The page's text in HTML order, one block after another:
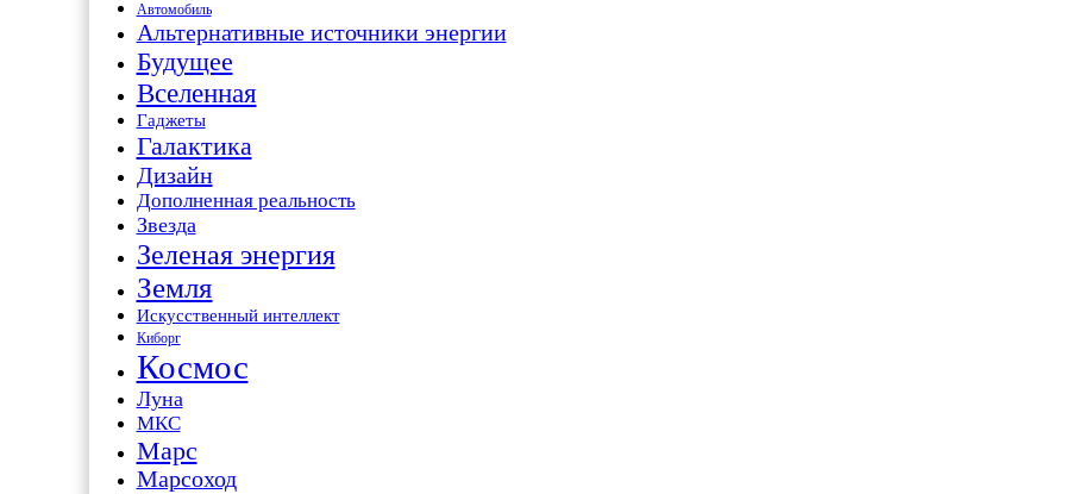
Автомобиль
Альтернативные источники энергии
Будущее
Вселенная
Гаджеты
Галактика
Дизайн
Дополненная реальность
Звезда
Зеленая энергия
Земля
Искусственный интеллект
Киборг
Космос
Луна
МКС
Марс
Марсоход